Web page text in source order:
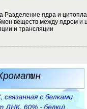
Разделение ядра и
веществ между ядром и
и трансляции